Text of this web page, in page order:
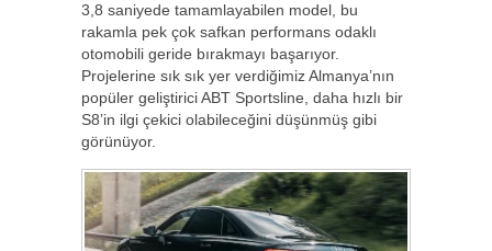
3,8 saniyede tamamlayabilen model, bu
rakamla pek çok safkan performans odaklı
otomobili geride bırakmayı başarıyor.
Projelerine sık sık yer verdiğimiz Almanya’nın
popüler geliştirici ABT Sportsline, daha hızlı bir
S8’in ilgi çekici olabileceğini düşünmüş gibi
görünüyor.